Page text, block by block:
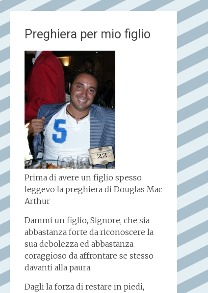
Preghiera per mio figlio
Prima di avere un figlio spesso
leggevo la preghiera di Douglas Mac
Arthur
Dammi un figlio, Signore, che sia
abbastanza forte da riconoscere la
sua debolezza ed abbastanza
coraggioso da affrontare se stesso
davanti alla paura.
Dagli la forza di restare in piedi,